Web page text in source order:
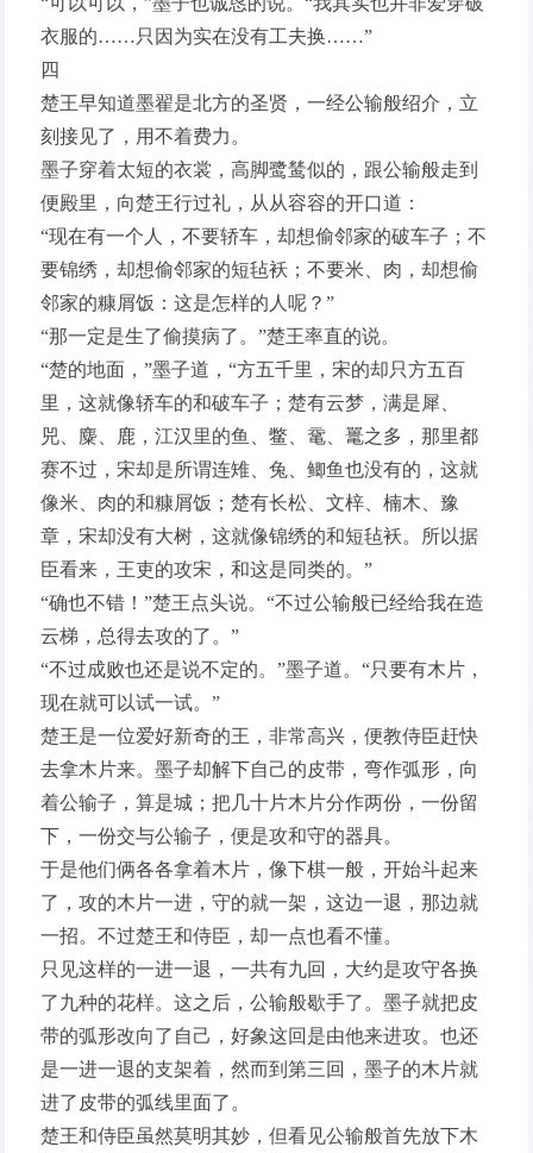
衣服的……只因为实在没有工夫换……”
四
楚王早知道墨翟是北方的圣贤，一经公输般绍介，立
刻接见了，用不着费力。
墨子穿着太短的衣裳，高脚鹭鸶似的，跟公输般走到
便殿里，向楚王行过礼，从从容容的开口道：
“现在有一个人，不要轿车，却想偷邻家的破车子；不
要锦绣，却想偷邻家的短毡袄；不要米、肉，却想偷
邻家的糠屑饭：这是怎样的人呢？”
“那一定是生了偷摸病了。”楚王率直的说。
“楚的地面，”墨子道，“方五千里，宋的却只方五百
里，这就像轿车的和破车子；楚有云梦，满是犀、
兕、麋、鹿，江汉里的鱼、鳖、鼋、鼍之多，那里都
赛不过，宋却是所谓连雉、兔、鲫鱼也没有的，这就
像米、肉的和糠屑饭；楚有长松、文梓、楠木、豫
章，宋却没有大树，这就像锦绣的和短毡袄。所以据
臣看来，王吏的攻宋，和这是同类的。”
“确也不错！”楚王点头说。“不过公输般已经给我在造
云梯，总得去攻的了。”
“不过成败也还是说不定的。”墨子道。“只要有木片，
现在就可以试一试。”
楚王是一位爱好新奇的王，非常高兴，便教侍臣赶快
去拿木片来。墨子却解下自己的皮带，弯作弧形，向
着公输子，算是城；把几十片木片分作两份，一份留
下，一份交与公输子，便是攻和守的器具。
于是他们俩各各拿着木片，像下棋一般，开始斗起来
了，攻的木片一进，守的就一架，这边一退，那边就
一招。不过楚王和侍臣，却一点也看不懂。
只见这样的一进一退，一共有九回，大约是攻守各换
了九种的花样。这之后，公输般歇手了。墨子就把皮
带的弧形改向了自己，好象这回是由他来进攻。也还
是一进一退的支架着，然而到第三回，墨子的木片就
进了皮带的弧线里面了。
楚王和侍臣虽然莫明其妙，但看见公输般首先放下木